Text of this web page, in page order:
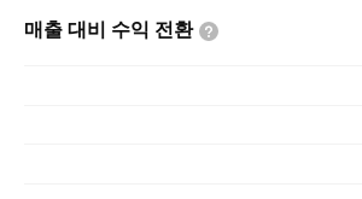
매출 대비 수익 전환